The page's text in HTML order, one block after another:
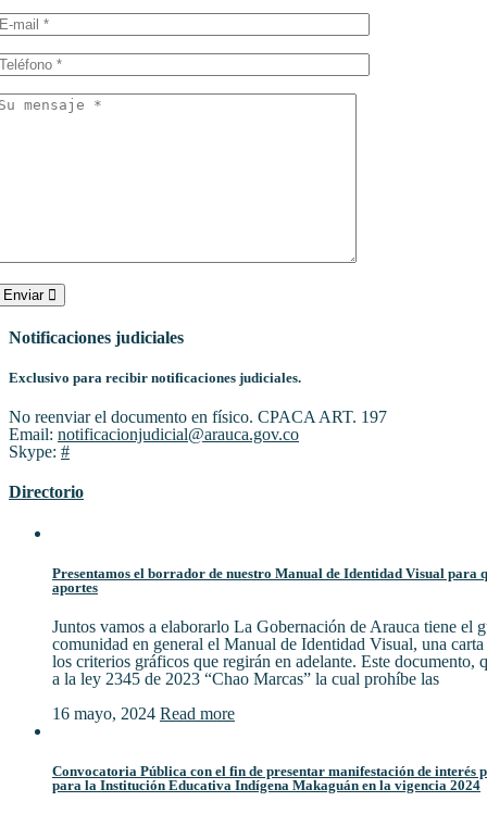
Enviar
Notificaciones judiciales
Exclusivo para recibir notificaciones judiciales.
No reenviar el documento en físico. CPACA ART. 197
Email: notificacionjudicial@arauca.gov.co
Skype: #
Directorio
Presentamos el borrador de nuestro Manual de Identidad Visual para
aportes
Juntos vamos a elaborarlo La Gobernación de Arauca tiene el
comunidad en general el Manual de Identidad Visual, una
los criterios gráficos que regirán en adelante. Este documento,
a la ley 2345 de 2023 “Chao Marcas” la cual prohíbe las
16 mayo, 2024 Read more
Convocatoria Pública con el fin de presentar manifestación de interés
para la Institución Educativa Indígena Makaguán en la vigencia 2024